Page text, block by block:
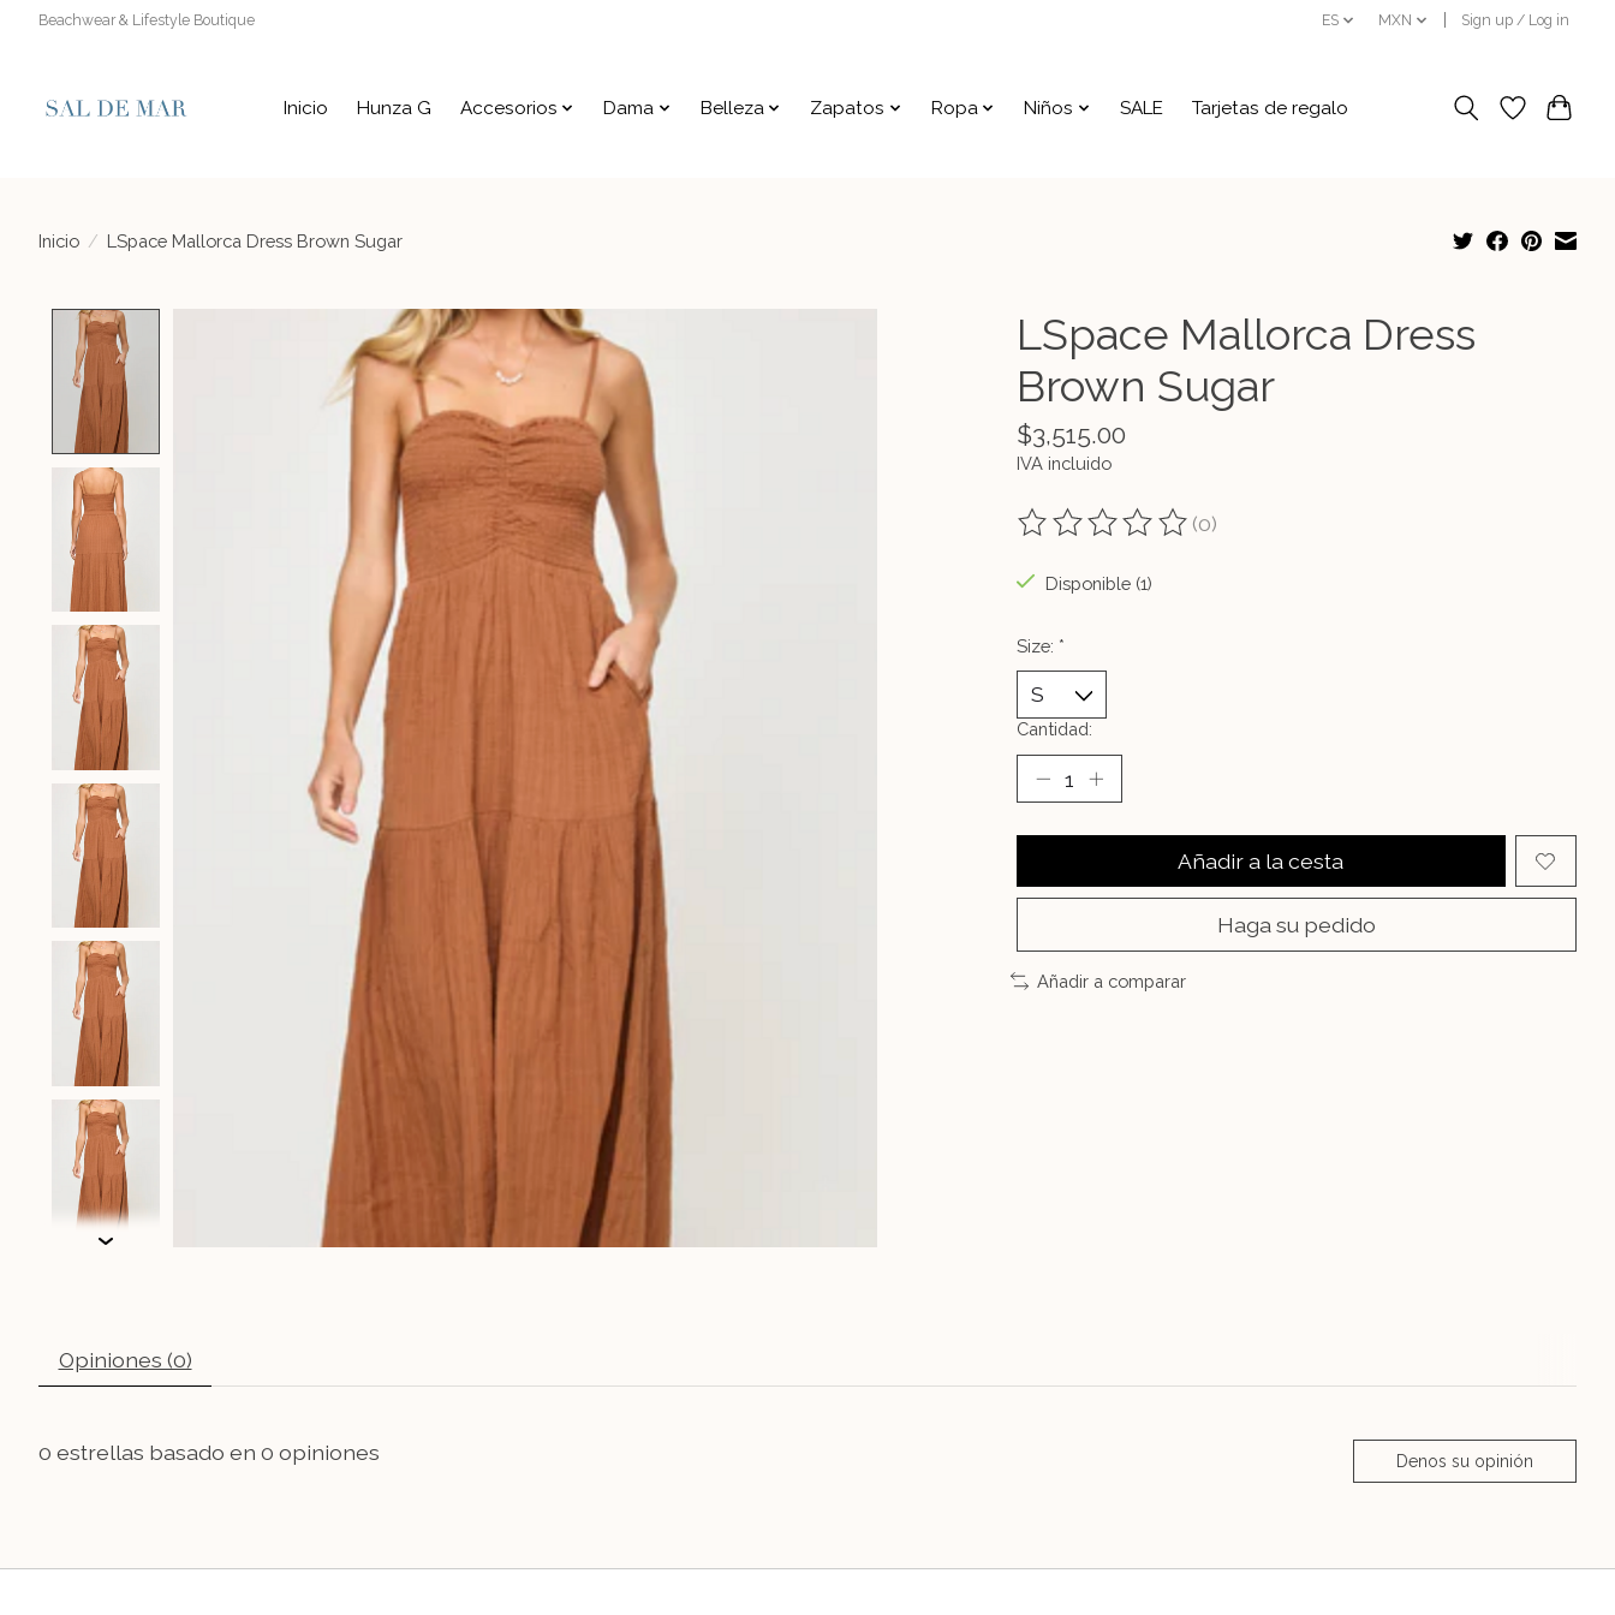
Beachwear & Lifestyle Boutique ES MXN Sign up / Log in
Inicio Hunza G Accesorios Dama Belleza Zapatos Ropa Niños SALE Tarjetas de regalo
Inicio / LSpace Mallorca Dress Brown Sugar
Product image slideshow Items
LSpace Mallorca Dress
Brown Sugar
$3,515.00
IVA incluido
The rating of this product is
(0)
Disponible (1)
Size: *
Cantidad:
Añadir a la cesta
Haga su pedido
Añadir a comparar
Opiniones (0)
0 estrellas basado en 0 opiniones Denos su opinión